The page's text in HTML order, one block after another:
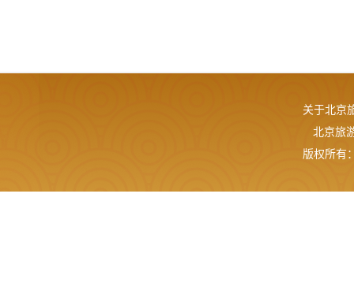
关于北京
北京旅
版权所有